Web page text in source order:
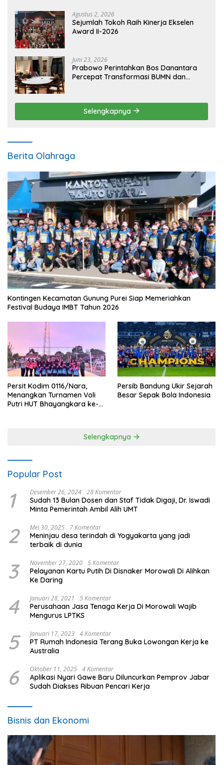
Agustus 2, 2026
Sejumlah Tokoh Raih Kinerja Ekselen
Award II-2026
Juni 23, 2026
Prabowo Perintahkan Bos Danantara
Percepat Transformasi BUMN dan
Selengkapnya
Berita Olahraga
Kontingen Kecamatan Gunung Purei Siap Memeriahkan
Festival Budaya IMBT Tahun 2026
Persit Kodim 0116/Nara,
Menangkan Turnamen Voli
Putri HUT Bhayangkara ke-
Persib Bandung Ukir Sejarah
Besar Sepak Bola Indonesia
Selengkapnya
Popular Post
1 Desember 26, 2024 28 Komentar
Sudah 13 Bulan Dosen dan Staf Tidak Digaji, Dr. Iswadi
Minta Pemerintah Ambil Alih UMT
2 Mei 30, 2025 7 Komentar
Meninjau desa terindah di Yogyakarta yang jadi
terbaik di dunia
3 November 27, 2020 5 Komentar
Pelayanan Kartu Putih Di Disnaker Morowali Di Alihkan
Ke Daring
4 Januari 28, 2021 5 Komentar
Perusahaan Jasa Tenaga Kerja Di Morowali Wajib
Mengurus LPTKS
5 Januari 17, 2023 4 Komentar
PT Rumah Indonesia Terang Buka Lowongan Kerja ke
Australia
6 Oktober 11, 2025 4 Komentar
Aplikasi Nyari Gawe Baru Diluncurkan Pemprov Jabar
Sudah Diakses Ribuan Pencari Kerja
Bisnis dan Ekonomi